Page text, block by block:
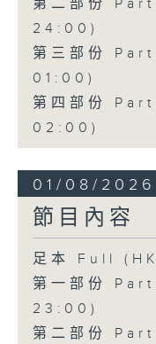
第二部份
24:00)
第三部份
01:00)
第四部份
02:00)
01/08/2026
節目內容
足本 Full
第一部份
23:00)
第二部份